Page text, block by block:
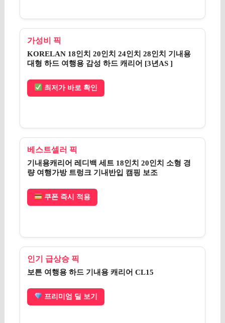
가성비 픽
KORELAN 18인치 20인치 24인치 28인치 기내용
대형 하드 여행용 감성 하드 캐리어 [3년AS ]
최저가 바로 확인
베스트셀러 픽
기내용캐리어 레디백 세트 18인치 20인치 소형 경
량 여행가방 트렁크 기내반입 캠핑 보조
쿠폰 즉시 적용
인기 급상승 픽
보튼 여행용 하드 기내용 캐리어 CL15
프리미엄 딜 보기